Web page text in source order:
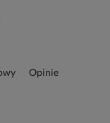
Opinie